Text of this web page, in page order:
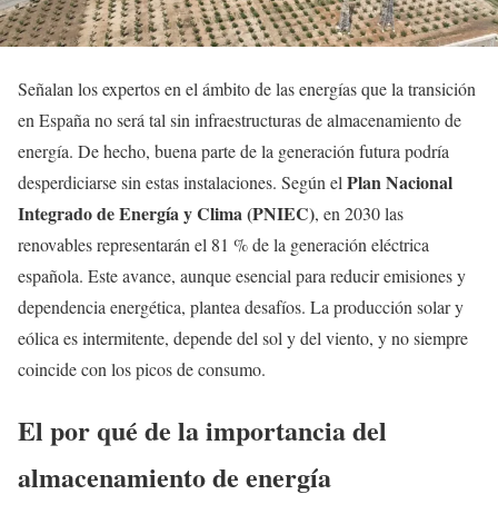
Señalan los expertos en el ámbito de las energías que la transición
en España no será tal sin infraestructuras de almacenamiento de
energía. De hecho, buena parte de la generación futura podría
desperdiciarse sin estas instalaciones. Según el Plan Nacional
Integrado de Energía y Clima (PNIEC), en 2030 las
renovables representarán el 81 % de la generación eléctrica
española. Este avance, aunque esencial para reducir emisiones y
dependencia energética, plantea desafíos. La producción solar y
eólica es intermitente, depende del sol y del viento, y no siempre
coincide con los picos de consumo.
El por qué de la importancia del
almacenamiento de energía